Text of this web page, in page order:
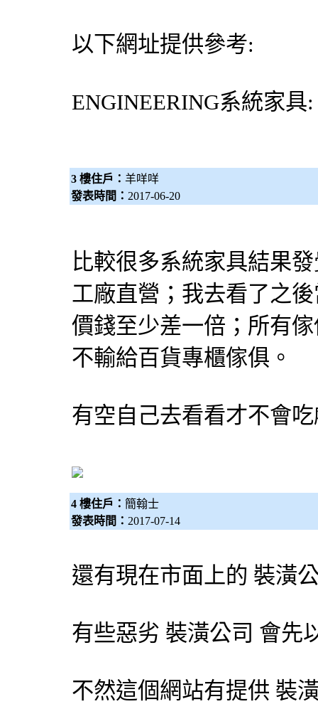
以下網址提供參考:
ENGINEERING系統家具
3 樓住戶： 羊咩咩
發表時間： 2017-06-20
比較很多系統家具結果
工廠直營；我去看了之
價錢至少差一倍；所有
不輸給百貨專櫃傢俱。
有空自己去看看才不會
4 樓住戶： 簡翰士
發表時間： 2017-07-14
還有現在市面上的 裝潢
有些惡劣 裝潢公司 會先
不然這個網站有提供 裝